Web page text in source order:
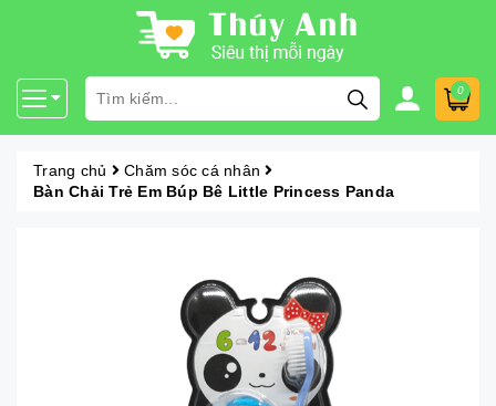
0
Trang chủ
Chăm sóc cá nhân
Bàn Chải Trẻ Em Búp Bê Little Princess Panda